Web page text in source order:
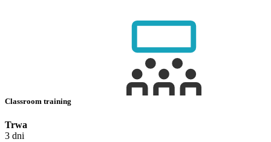
Classroom training
Trwa
3 dni